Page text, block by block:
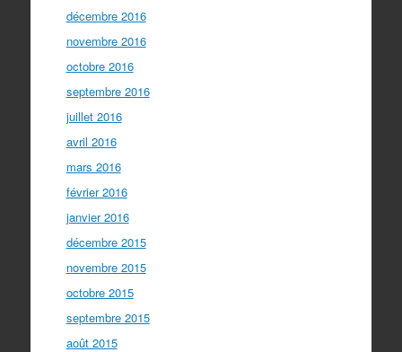
décembre 2016
novembre 2016
octobre 2016
septembre 2016
juillet 2016
avril 2016
mars 2016
février 2016
janvier 2016
décembre 2015
novembre 2015
octobre 2015
septembre 2015
août 2015